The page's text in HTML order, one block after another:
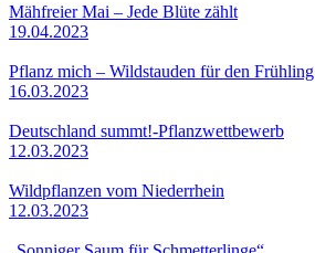
Mähfreier Mai – Jede Blüte zählt
19.04.2023
Pflanz mich – Wildstauden für den Frühling
16.03.2023
Deutschland summt!-Pflanzwettbewerb
12.03.2023
Wildpflanzen vom Niederrhein
12.03.2023